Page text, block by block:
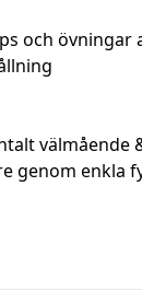
och övningar
välmående
genom enkla